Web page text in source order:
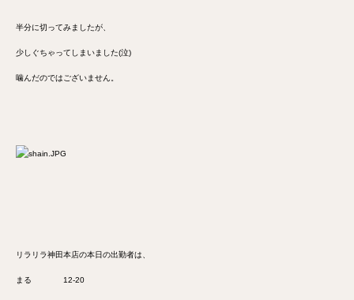
半分に切ってみましたが、
少しぐちゃってしまいました(泣)
噛んだのではございません。
リラリラ神田本店の本日の出勤者は、
まる 12-20